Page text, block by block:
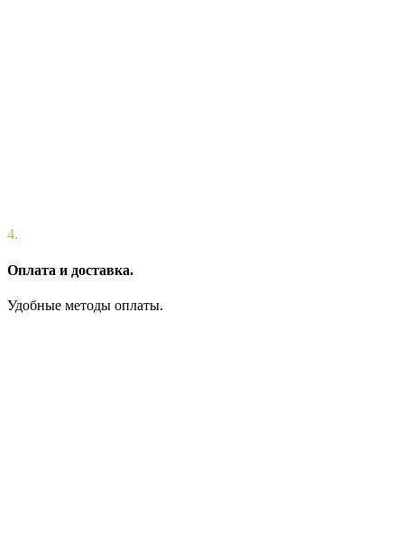
4.
Оплата и доставка.
Удобные методы оплаты.